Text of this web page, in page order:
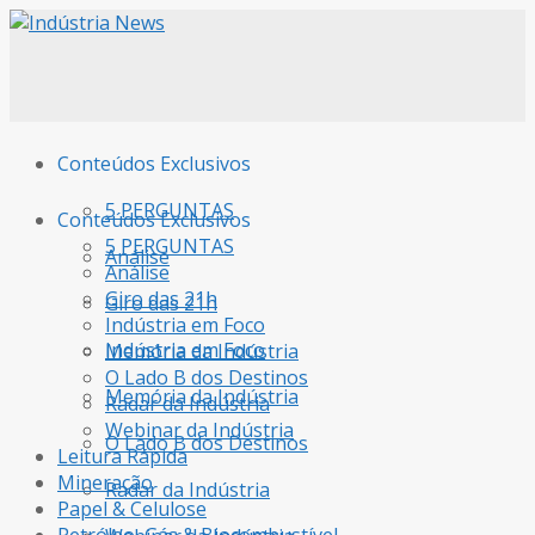
Conteúdos Exclusivos
5 PERGUNTAS
Análise
Giro das 21h
Indústria em Foco
Memória da Indústria
O Lado B dos Destinos
Radar da Indústria
Conteúdos Exclusivos
5 PERGUNTAS
Análise
Giro das 21h
Indústria em Foco
Memória da Indústria
O Lado B dos Destinos
Radar da Indústria
Webinar da Indústria
Leitura Rápida
Mineração
Papel & Celulose